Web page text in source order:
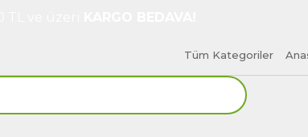
Tüm Kategoriler